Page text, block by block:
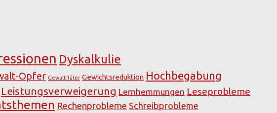
Dyskalkulie
Opfer Gewalt-Täter Gewichtsreduktion Hochbegabung
Leistungsverweigerung Lernhemmungen Leseprobleme
Rechenprobleme Schreibprobleme